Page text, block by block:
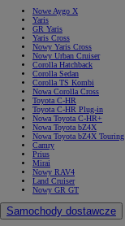
Nowe Aygo X
Yaris
GR Yaris
Yaris Cross
Nowy Yaris Cross
Nowy Urban Cruiser
Corolla Hatchback
Corolla Sedan
Corolla TS Kombi
Nowa Corolla Cross
Toyota C-HR
Toyota C-HR Plug-in
Nowa Toyota C-HR+
Nowa Toyota bZ4X
Nowa Toyota bZ4X Touring
Camry
Prius
Mirai
Nowy RAV4
Land Cruiser
Nowy GR GT
Samochody dostawcze